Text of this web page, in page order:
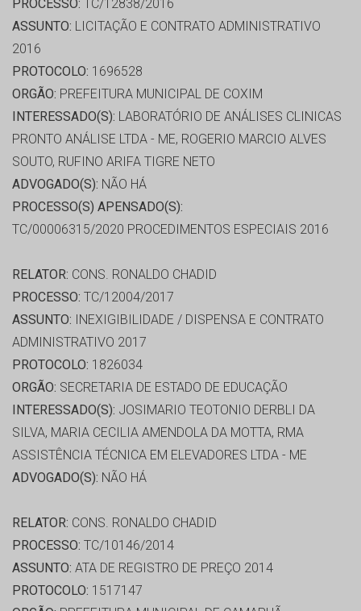
PROCESSO: TC/12838/2016
ASSUNTO: LICITAÇÃO E CONTRATO ADMINISTRATIVO
2016
PROTOCOLO: 1696528
ORGÃO: PREFEITURA MUNICIPAL DE COXIM
INTERESSADO(S): LABORATÓRIO DE ANÁLISES CLINICAS
PRONTO ANÁLISE LTDA - ME, ROGERIO MARCIO ALVES
SOUTO, RUFINO ARIFA TIGRE NETO
ADVOGADO(S): NÃO HÁ
PROCESSO(S) APENSADO(S):
TC/00006315/2020 PROCEDIMENTOS ESPECIAIS 2016
RELATOR: CONS. RONALDO CHADID
PROCESSO: TC/12004/2017
ASSUNTO: INEXIGIBILIDADE / DISPENSA E CONTRATO
ADMINISTRATIVO 2017
PROTOCOLO: 1826034
ORGÃO: SECRETARIA DE ESTADO DE EDUCAÇÃO
INTERESSADO(S): JOSIMARIO TEOTONIO DERBLI DA
SILVA, MARIA CECILIA AMENDOLA DA MOTTA, RMA
ASSISTÊNCIA TÉCNICA EM ELEVADORES LTDA - ME
ADVOGADO(S): NÃO HÁ
RELATOR: CONS. RONALDO CHADID
PROCESSO: TC/10146/2014
ASSUNTO: ATA DE REGISTRO DE PREÇO 2014
PROTOCOLO: 1517147